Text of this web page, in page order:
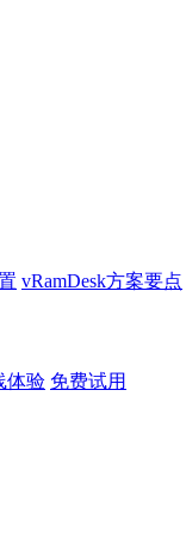
vRamDesk方案要点
体验 免费试用